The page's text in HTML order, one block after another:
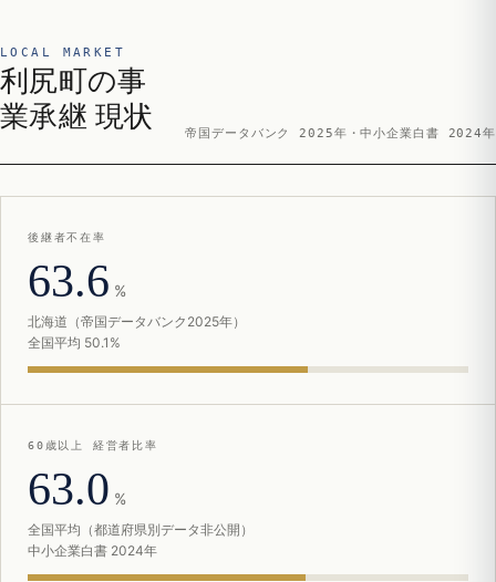
LOCAL MARKET
利尻町の事
業承継 現状
帝国データバンク 2025年・中小企業白書 2024年
後継者不在率
63.6 %
北海道（帝国データバンク2025年）
全国平均 50.1%
60歳以上 経営者比率
63.0 %
全国平均（都道府県別データ非公開）
中小企業白書 2024年